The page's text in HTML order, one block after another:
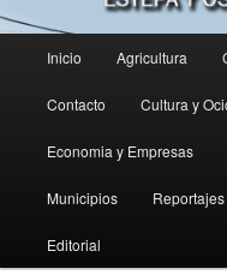
principal
Inicio Agricultura
Contacto Cultura y
Economia y Empresas
Municipios Reportajes
Editorial